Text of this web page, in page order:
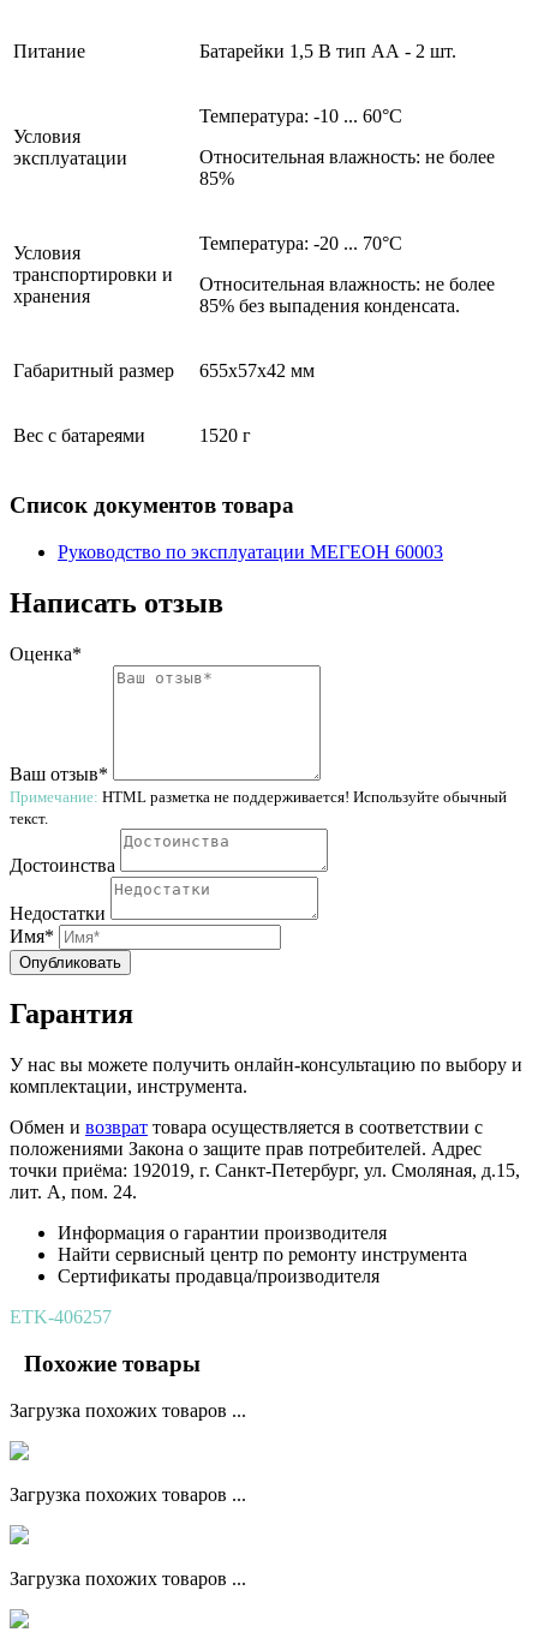
Питание Батарейки 1,5 В тип АА - 2 шт.
Условия
эксплуатации
Температура: -10 ... 60°С
Относительная влажность: не более
85%
Условия
транспортировки и
хранения
Температура: -20 ... 70°С
Относительная влажность: не более
85% без выпадения конденсата.
Габаритный размер 655х57х42 мм
Вес с батареями 1520 г
Список документов товара
Руководство по эксплуатации МЕГЕОН 60003
Написать отзыв
Оценка*
Ваш отзыв*
Примечание: HTML разметка не поддерживается! Используйте обычный
текст.
Достоинства
Недостатки
Имя*
Опубликовать
Гарантия
У нас вы можете получить онлайн-консультацию по выбору и
комплектации, инструмента.
Обмен и возврат товара осуществляется в соответствии с
положениями Закона о защите прав потребителей. Адрес
точки приёма: 192019, г. Санкт-Петербург, ул. Смоляная, д.15,
лит. А, пом. 24.
Информация о гарантии производителя
Найти сервисный центр по ремонту инструмента
Сертификаты продавца/производителя
ETK-406257
Похожие товары
Загрузка похожих товаров ...
Загрузка похожих товаров ...
Загрузка похожих товаров ...